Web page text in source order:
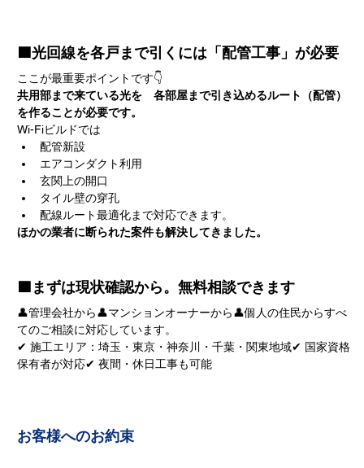
🟦光回線を各戸まで引くには「配管工事」が必要
ここが最重要ポイントです👇
共用部まで来ている光を　各部屋まで引き込めるルート（配管）
を作ることが必要です。
Wi-Fiビルドでは
配管新設
エアコンダクト利用
玄関上の開口
タイル壁の穿孔
配線ルート最適化まで対応できます。
ほかの業者に断られた案件も解決してきました。
🟦まずは現状確認から。無料相談できます
👤管理会社から👤マンションオーナーから👤個人の住民からすべ
てのご相談に対応しています。
✔ 施工エリア：埼玉・東京・神奈川・千葉・関東地域✔ 国家資格
保有者が対応✔ 夜間・休日工事も可能
お客様へのお約束